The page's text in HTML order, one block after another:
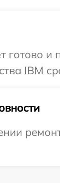
готово
IBM